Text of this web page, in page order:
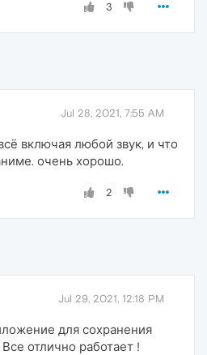
3
Jul 28, 2021, 7:55 AM
включая любой звук, и что
очень хорошо.
2
Jul 29, 2021, 12:18 PM
для сохранения
отлично работает !